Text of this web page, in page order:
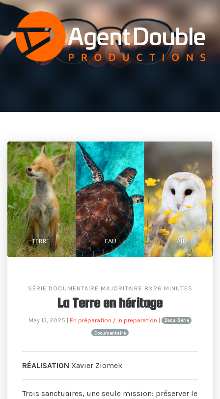
En cours / In Progress
En préparation / In preparation
Terminé / Completed
SÉRIE DOCUMENTAIRE MAJORITAIRE 8X26 MINUTES
La Terre en héritage
May 13, 2025 | En préparation / In preparation | Docu-Serie
Documentaire
RÉALISATION Xavier Ziomek
Trois sanctuaires, une seule mission: préserver le